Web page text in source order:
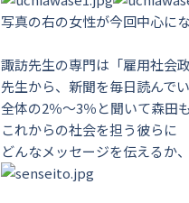
写真の右の女性が今回中心に
諏訪先生の専門は「雇用社会政
先生から、新聞を毎日読んで
全体の2％～3％と聞いて森田
これからの社会を担う彼らに
どんなメッセージを伝えるか